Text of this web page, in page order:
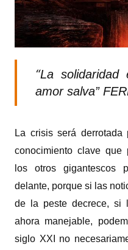
“La
amor salva”
La crisis será
conocimiento clave que
los otros gigantescos
delante, porque si las
de la peste decrece, si
ahora manejable,
siglo XXI no